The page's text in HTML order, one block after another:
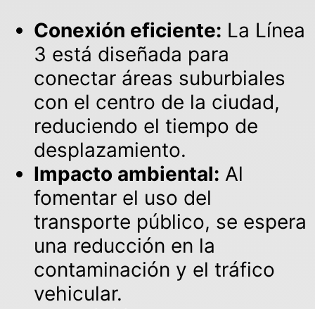
Conexión eficiente: La Línea
3 está diseñada para
conectar áreas suburbiales
con el centro de la ciudad,
reduciendo el tiempo de
desplazamiento.
Impacto ambiental: Al
fomentar el uso del
transporte público, se espera
una reducción en la
contaminación y el tráfico
vehicular.